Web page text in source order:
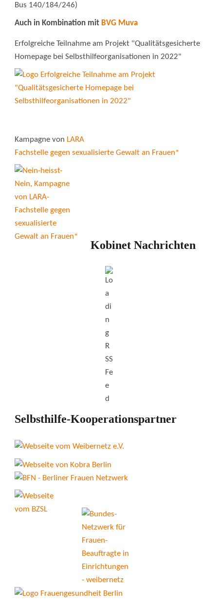
Bus 140/184/246)
Auch in Kombination mit BVG Muva
Erfolgreiche Teilnahme am Projekt "Qualitätsgesicherte
Homepage bei Selbsthilfeorganisationen in 2022"
Kampagne von LARA
Fachstelle gegen sexualisierte Gewalt an Frauen*
Kobinet Nachrichten
Selbsthilfe-Kooperationspartner